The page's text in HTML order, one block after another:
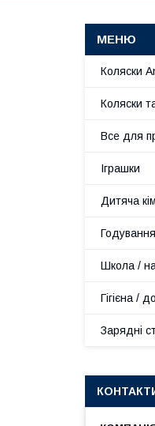
Коляски
Коляски
Все для
Іграшки
Дитяча
Годування
Школа /
Гігієна /
Зарядні